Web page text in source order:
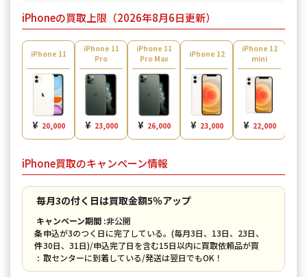
iPhoneの買取上限（2026年8月6日更新）
iPhone 11
¥ 20,000
iPhone 11
Pro
¥ 23,000
iPhone 11
Pro Max
¥ 26,000
iPhone 12
¥ 23,000
iPhone 12
mini
¥ 22,000
iPhone買取のキャンペーン情報
毎月3の付く日は買取金額5％アップ
キャンペーン期間 :非公開
条
件
:
申込が3のつく日に完了している。(毎月3日、13日、23日、
30日、31日)/申込完了日を含む15日以内に買取依頼品が買
取センターに到着している/発送は翌日でもOK！